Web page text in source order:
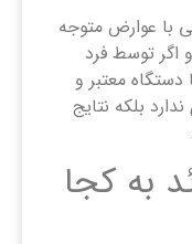
با عوارض متوجه
توسط فرد
معتبر و
بلکه نتایج
به کجا